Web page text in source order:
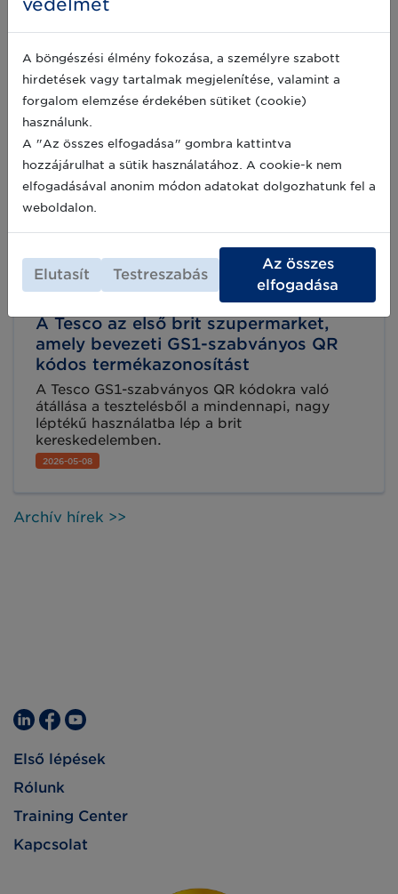
A Tesco az első brit szupermarket,
amely bevezeti GS1-szabványos QR
kódos termékazonosítást
A Tesco GS1-szabványos QR kódokra való
átállása a tesztelésből a mindennapi, nagy
léptékű használatba lép a brit
kereskedelemben.
2026-05-08
Archív hírek >>
Első lépések
Rólunk
Training Center
Kapcsolat
védelmét
A böngészési élmény fokozása, a személyre szabott
hirdetések vagy tartalmak megjelenítése, valamint a
forgalom elemzése érdekében sütiket (cookie)
használunk.
A "Az összes elfogadása" gombra kattintva
hozzájárulhat a sütik használatához. A cookie-k nem
elfogadásával anonim módon adatokat dolgozhatunk fel a
weboldalon.
Elutasít Testreszabás
Az összes
elfogadása